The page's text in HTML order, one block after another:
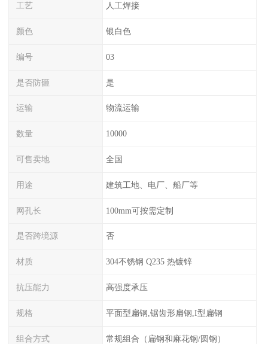
工艺 人工焊接
颜色 银白色
编号 03
是否防砸 是
运输 物流运输
数量 10000
可售卖地 全国
用途 建筑工地、电厂、船厂等
网孔长 100mm可按需定制
是否跨境源 否
材质 304不锈钢 Q235 热镀锌
抗压能力 高强度承压
规格 平面型扁钢,锯齿形扁钢,I型扁钢
组合方式 常规组合（扁钢和麻花钢/圆钢）